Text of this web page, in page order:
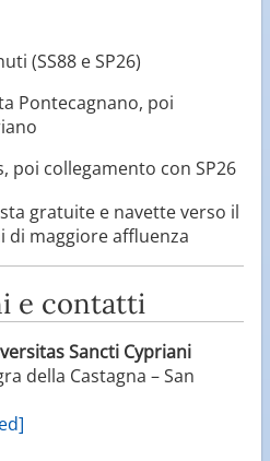
(SS88 e SP26)
Pontecagnano, poi
poi collegamento con SP26
gratuite e navette verso il
maggiore affluenza
e contatti
Sancti Cypriani
della Castagna – San